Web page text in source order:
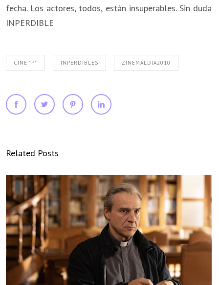
fecha. Los actores, todos, están insuperables. Sin duda
INPERDIBLE
CINE "P" INPERDIBLES ZINEMALDIA2010
Related Posts